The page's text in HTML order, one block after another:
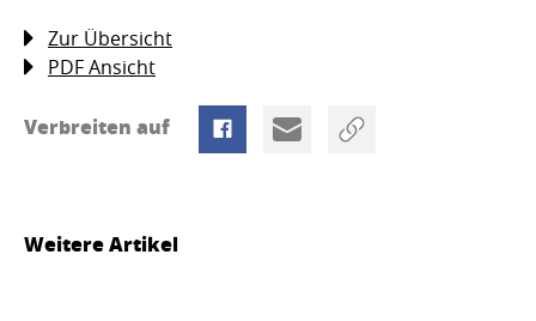
Zur Übersicht
PDF Ansicht
Verbreiten auf
Weitere Artikel